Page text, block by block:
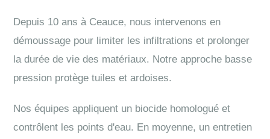
Depuis 10 ans à Ceauce, nous intervenons en
démoussage pour limiter les infiltrations et prolonger
la durée de vie des matériaux. Notre approche basse
pression protège tuiles et ardoises.
Nos équipes appliquent un biocide homologué et
contrôlent les points d'eau. En moyenne, un entretien